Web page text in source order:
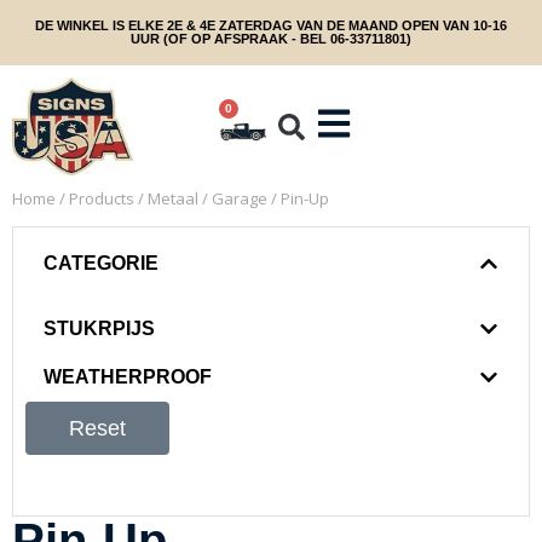
DE WINKEL IS ELKE 2E & 4E ZATERDAG VAN DE MAAND OPEN VAN 10-16
UUR (OF OP AFSPRAAK - BEL 06-33711801)
0
Home / Products / Metaal / Garage / Pin-Up
CATEGORIE
STUKRPIJS
WEATHERPROOF
Reset